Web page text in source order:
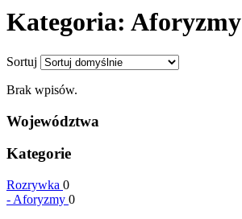
Kategoria: Aforyzmy
Sortuj
Brak wpisów.
Województwa
Kategorie
Rozrywka 0
- Aforyzmy 0